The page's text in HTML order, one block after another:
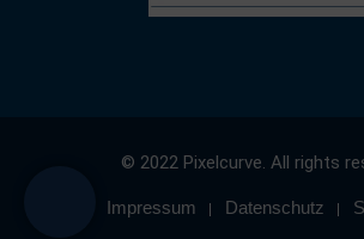
© 2022 Pixelcurve. All rights
Impressum Datenschutz